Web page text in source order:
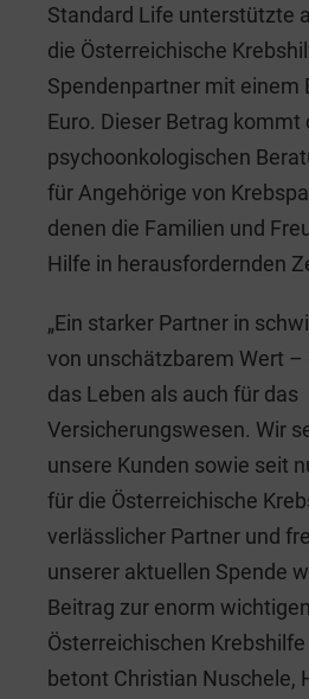
c
e
b
o
o
k
k
e
dI
n
Standard Life unterstützte
die Österreichische
Spendenpartner mit einem
Euro. Dieser Betrag kommt
psychoonkologischen
für Angehörige von
denen die Familien und
Hilfe in herausfordernden
„Ein starker Partner in
von unschätzbarem Wert
das Leben als auch für das
Versicherungswesen. Wir
unsere Kunden sowie seit
für die Österreichische
verlässlicher Partner und
unserer aktuellen Spende
Beitrag zur enorm
Österreichischen Krebshilfe
betont Christian Nuschele,